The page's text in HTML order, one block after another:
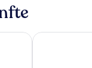
Caldo Tours